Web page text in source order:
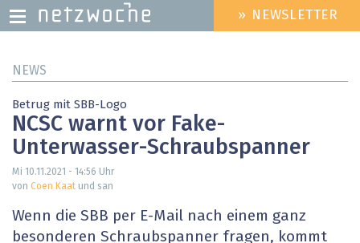
zum
HEADER
MENU
» NEWSLETTER
NEWS
Betrug mit SBB-Logo
NCSC warnt vor Fake-
Unterwasser-Schraubspanner
Mi 10.11.2021 - 14:56 Uhr
von Coen Kaat und san
Wenn die SBB per E-Mail nach einem ganz
besonderen Schraubspanner fragen, kommt